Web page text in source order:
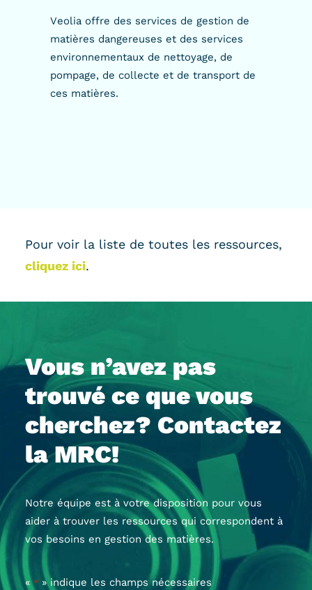
Veolia offre des services de gestion de
matières dangereuses et des services
environnementaux de nettoyage, de
pompage, de collecte et de transport de
ces matières.
Pour voir la liste de toutes les ressources,
cliquez ici.
Vous n’avez pas
trouvé ce que vous
cherchez? Contactez
la MRC!
Notre équipe est à votre disposition pour vous
aider à trouver les ressources qui correspondent à
vos besoins en gestion des matières.
«* » indique les champs nécessaires